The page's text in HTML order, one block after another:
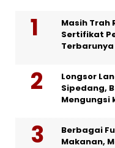
Masih Trah
Sertifikat
Terbarunya
Longsor
Sipedang,
Mengungsi
Berbagai
Makanan,